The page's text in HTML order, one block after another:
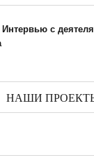
Интервью с
НАШИ